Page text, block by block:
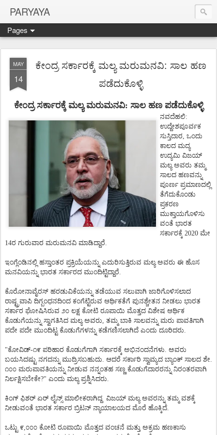
PARYAYA
Pages
MAY
14
ಕೇಂದ್ರ ಸರ್ಕಾರಕ್ಕೆ ಮಲ್ಯ ಮರುಮನವಿ: ಸಾಲ ಹಣ
ಪಡೆದುಕೊಳ್ಳಿ
ಕೇಂದ್ರ ಸರ್ಕಾರಕ್ಕೆ ಮಲ್ಯ ಮರುಮನವಿ: ಸಾಲ ಹಣ ಪಡೆದುಕೊಳ್ಳಿ
ನವದೆಹಲಿ:
ಉದ್ದೇಶಪೂರ್ವಕ
ಸುಸ್ತಿದಾರ, ಒಂದು
ಕಾಲದ ಮದ್ಯ
ಉದ್ಯಮಿ ವಿಜಯ್
ಮಲ್ಯ ಅವರು ತಮ್ಮ
ಸಾಲದ ಹಣವನ್ನು
ಪೂರ್ಣ ಪ್ರಮಾಣದಲ್ಲಿ
ತೆಗೆದುಕೊಂಡು
ಪ್ರಕರಣ
ಮುಕ್ತಾಯಗೊಳಿಸು
ವಂತೆ ಭಾರತ
ಸರ್ಕಾರಕ್ಕೆ 2020 ಮೇ
14ರ ಗುರುವಾರ ಮರುಮನವಿ ಮಾಡಿದ್ದಾರೆ.
ಇಂಗ್ಲೆಂಡಿನಲ್ಲಿ ಹಸ್ತಾಂತರ ಪ್ರಕ್ರಿಯೆಯನ್ನು ಎದುರಿಸುತ್ತಿರುವ ಮಲ್ಯ ಅವರು ಈ ಹೊಸ
ಮನವಿಯನ್ನು ಭಾರತ ಸರ್ಕಾರದ ಮುಂದಿಟ್ಟಿದ್ದಾರೆ.
ಕೊರೋನಾವೈರಸ್ ಹರಡುವಿಕೆಯನ್ನು ತಡೆಯುವ ಸಲುವಾಗಿ ಜಾರಿಗೊಳಿಸಲಾದ
ರಾಷ್ಟ್ರವಾಪಿ ದಿಗ್ಬಂಧನದಿಂದ ಕಂಗೆಟ್ಟಿರುವ ಆರ್ಥಿಕತೆಗೆ ಪುನಶ್ಚೇತನ ನೀಡಲು ಭಾರತ
ಸರ್ಕಾರ ಘೋಷಿಸಿರುವ ೨೦ ಲಕ್ಷ ಕೋಟಿ ರೂಪಾಯಿ ಮೊತ್ತದ ವಿಶೇಷ ಆರ್ಥಿಕ
ಕೊಡುಗೆಯನ್ನು ಸ್ವಾಗತಿಸಿದ ಮಲ್ಯ ಅವರು, ತಮ್ಮ ಬಾಕಿ ಸಾಲವನ್ನು ಮರು ಪಾವತಿಗಾಗಿ
ಪದೇ ಪದೇ ಮುಂದಿಟ್ಟ ಕೊಡುಗೆಗಳನ್ನು ಕಡೆಗಣಿಸಲಾಗಿದೆ ಎಂದು ದೂರಿದರು.
"ಕೋವಿಡ್-೧೯ ಪರಿಹಾರ ಕೊಡುಗೆಗಾಗಿ ಸರ್ಕಾರಕ್ಕೆ ಅಭಿನಂದನೆಗಳು. ಅವರು
ಬಯಸಿದಷ್ಟು ನಗದನ್ನು ಮುದ್ರಿಸಬಹುದು. ಆದರೆ ಸರ್ಕಾರಿ ಸ್ವಾಮ್ಯದ ಬ್ಯಾಂಕ್ ಸಾಲದ ಶೇ.
೧೦೦ ಮರುಪಾವತಿಯನ್ನು ನೀಡುವ ನನ್ನಂತಹ ಸಣ್ಣ ಕೊಡುಗೆದಾರರನ್ನು ನಿರಂತರವಾಗಿ
ನಿರ್ಲಕ್ಷಿಸಬೇಕೇ?" ಎಂದು ಮಲ್ಯ ಪ್ರಶ್ನಿಸಿದರು.
ಕಿಂಗ್ ಫಿಶರ್ ಏರ್ ಲೈನ್ಸ್ ಮಾಲೀಕರಾಗಿದ್ದ ವಿಜಯ್ ಮಲ್ಯ ಅವರನ್ನು ತಮ್ಮ ವಶಕ್ಕೆ
ನೀಡುವಂತೆ ಭಾರತ ಸರ್ಕಾರ ಬ್ರಿಟನ್ ನ್ಯಾಯಾಲಯದ ಮೊರೆ ಹೊಕ್ಕಿದೆ.
ಒಟ್ಟು ೯,೦೦೦ ಕೋಟಿ ರೂಪಾಯಿ ಮೊತ್ತದ ವಂಚನೆ ಮತ್ತು ಅಕ್ರಮ ಹಣಕಾಸು